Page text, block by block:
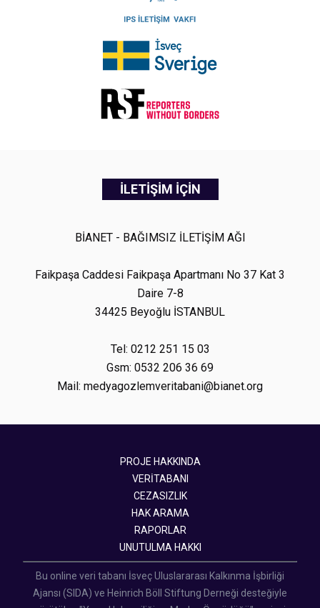
İLETİŞİM İÇİN
BİANET - BAĞIMSIZ İLETİŞİM AĞI
Faikpaşa Caddesi Faikpaşa Apartmanı No 37 Kat 3
Daire 7-8
34425 Beyoğlu İSTANBUL
Tel: 0212 251 15 03
Gsm: 0532 206 36 69
Mail: medyagozlemveritabani@bianet.org
PROJE HAKKINDA
VERİTABANI
CEZASIZLIK
HAK ARAMA
RAPORLAR
UNUTULMA HAKKI
Bu online veri tabanı İsveç Uluslararası Kalkınma İşbirliği
Ajansı (SIDA) ve Heinrich Böll Stiftung Derneği desteğiyle